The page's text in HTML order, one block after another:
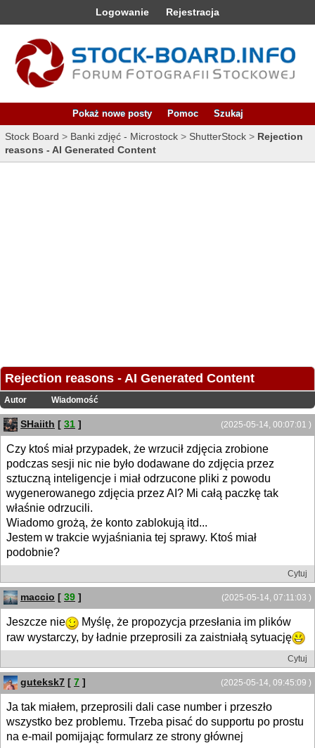
Logowanie Rejestracja
Pokaż nowe posty Pomoc Szukaj
Stock Board > Banki zdjęć - Microstock > ShutterStock > Rejection
reasons - AI Generated Content
Rejection reasons - AI Generated Content
Autor Wiadomość
(2025-05-14, 00:07:01 )
SHaiith [ 31 ]
Czy ktoś miał przypadek, że wrzucił zdjęcia zrobione
podczas sesji nic nie było dodawane do zdjęcia przez
sztuczną inteligencje i miał odrzucone pliki z powodu
wygenerowanego zdjęcia przez AI? Mi całą paczkę tak
właśnie odrzucili.
Wiadomo grożą, że konto zablokują itd...
Jestem w trakcie wyjaśniania tej sprawy. Ktoś miał
podobnie?
Cytuj
(2025-05-14, 07:11:03 )
maccio [ 39 ]
Jeszcze nie
Myślę, że propozycja przesłania im plików
raw wystarczy, by ładnie przeprosili za zaistniałą sytuację
Cytuj
(2025-05-14, 09:45:09 )
guteksk7 [ 7 ]
Ja tak miałem, przeprosili dali case number i przeszło
wszystko bez problemu. Trzeba pisać do supportu po prostu
na e-mail pomijając formularz ze strony głównej